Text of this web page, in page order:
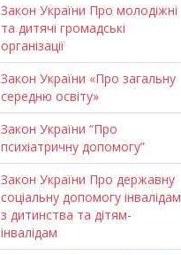
Закон України Про молодіжні
та дитячі громадські
організації
Закон України «Про загальну
середню освіту»
Закон України “Про
психіатричну допомогу”
Закон України Про державну
соціальну допомогу інвалідам
з дитинства та дітям-
інвалідам